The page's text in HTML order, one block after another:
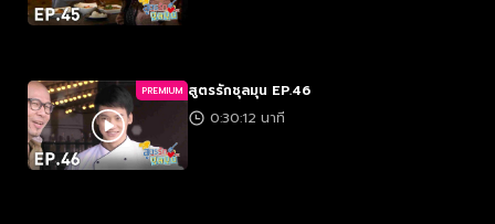
PREMIUM สูตรรักชุลมุน EP.46
0:30:12 นาที